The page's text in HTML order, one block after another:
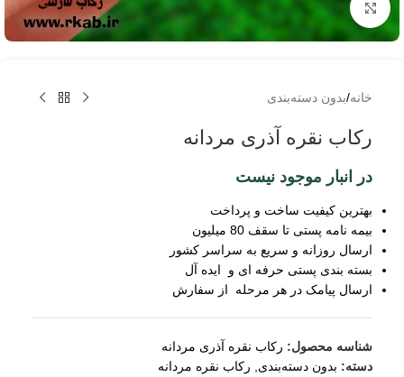
برای بزرگنمایی کلیک کنید
خانه/بدون دسته‌بندی
رکاب نقره آذری مردانه
در انبار موجود نیست
بهترین کیفیت ساخت و پرداخت
بیمه نامه پستی تا سقف 80 میلیون
ارسال روزانه و سریع به سراسر کشور
بسته بندی پستی حرفه ای و ایده آل
ارسال پیامک در هر مرحله از سفارش
شناسه محصول: رکاب نقره آذری مردانه
دسته: بدون دسته‌بندی
رکاب نقره مردانه